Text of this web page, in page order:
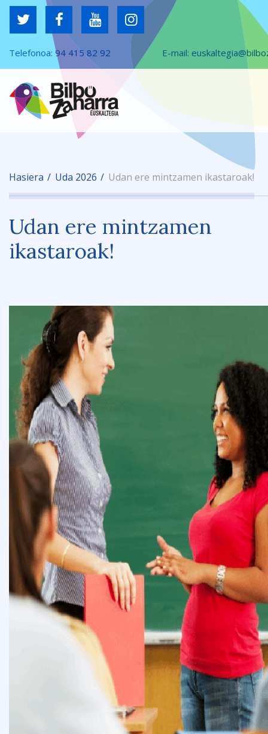
Telefonoa: 94 415 82 92 E-mail:
Hasiera Uda 2026 Udan ere mintzamen ikastaroak!
Udan ere mintzamen
ikastaroak!